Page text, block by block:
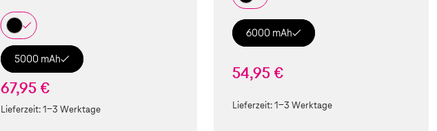
5000 mAh
67,95 €
Lieferzeit:1-3 Werktage
6000 mAh
54,95 €
Lieferzeit:1-3 Werktage